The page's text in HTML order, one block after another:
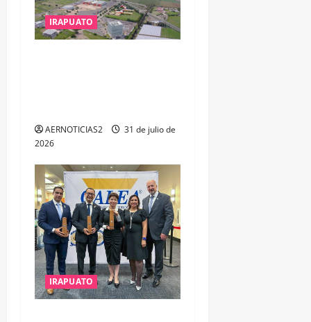
IRAPUATO
AERNOTICIAS2
31 de julio de
2026
IRAPUATO